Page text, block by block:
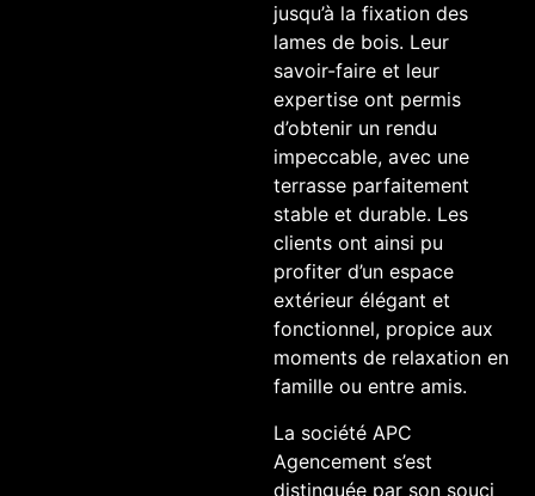
jusqu’à la fixation des
lames de bois. Leur
savoir-faire et leur
expertise ont permis
d’obtenir un rendu
impeccable, avec une
terrasse parfaitement
stable et durable. Les
clients ont ainsi pu
profiter d’un espace
extérieur élégant et
fonctionnel, propice aux
moments de relaxation en
famille ou entre amis.
La société APC
Agencement s’est
distinguée par son souci